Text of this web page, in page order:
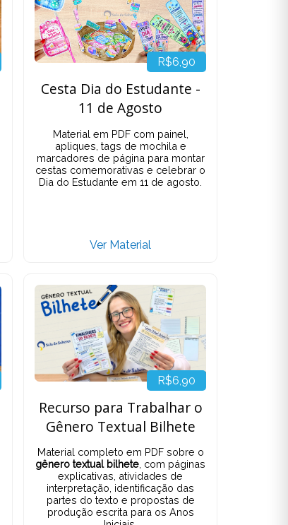
R$6,90
Cesta Dia do Estudante -
11 de Agosto
Material em PDF com painel,
apliques, tags de mochila e
marcadores de página para montar
cestas comemorativas e celebrar o
Dia do Estudante em 11 de agosto.
Ver Material
R$6,90
Recurso para Trabalhar o
Gênero Textual Bilhete
Material completo em PDF sobre o
gênero textual bilhete , com páginas
explicativas, atividades de
interpretação, identificação das
partes do texto e propostas de
produção escrita para os Anos